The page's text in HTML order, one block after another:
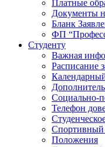
Платные
Документы
Бланк
ФП
Студенту
Важная
Расписание
Социально-
Телефон
Положения